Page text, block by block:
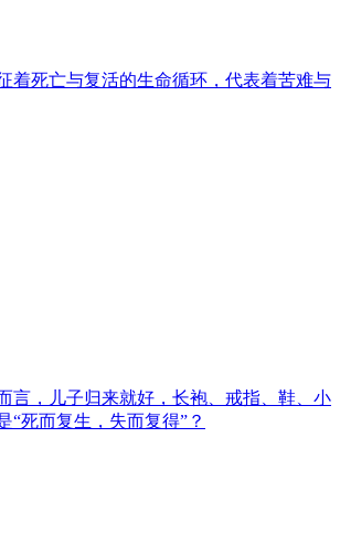
着死亡与复活的生命循环，代表着苦难与
言，儿子归来就好，长袍、戒指、鞋、小
死而复生，失而复得”？